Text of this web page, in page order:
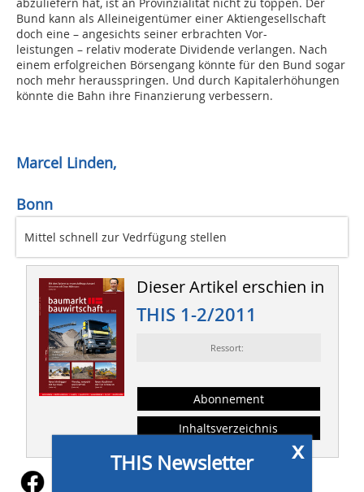
Bund kann als Alleineigentümer einer Aktiengesellschaft
doch eine – angesichts seiner erbrachten Vor-
leistungen – relativ moderate Dividende verlangen. Nach
einem erfolgreichen Börsengang könnte für den Bund sogar
noch mehr herausspringen. Und durch Kapitalerhöhungen
könnte die Bahn ihre Finanzierung verbessern.
Marcel Linden,
Bonn
Mittel schnell zur Vedrfügung stellen
Dieser Artikel erschien in
THIS 1-2/2011
Ressort:
Abonnement
Inhaltsverzeichnis
x
THIS Newsletter